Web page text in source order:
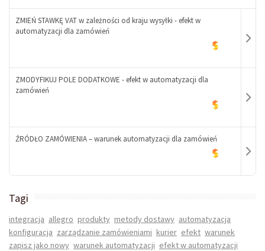
-
ZMIEŃ STAWKĘ VAT w zależności od kraju wysyłki - efekt w
automatyzacji dla zamówień
+
ZMODYFIKUJ POLE DODATKOWE - efekt w automatyzacji dla
zamówień
-
ŹRÓDŁO ZAMÓWIENIA – warunek automatyzacji dla zamówień
+
Tagi
integracja allegro produkty metody dostawy automatyzacja
konfiguracja zarządzanie zamówieniami kurier efekt warunek
zapisz jako nowy warunek automatyzacji efekt w automatyzacji